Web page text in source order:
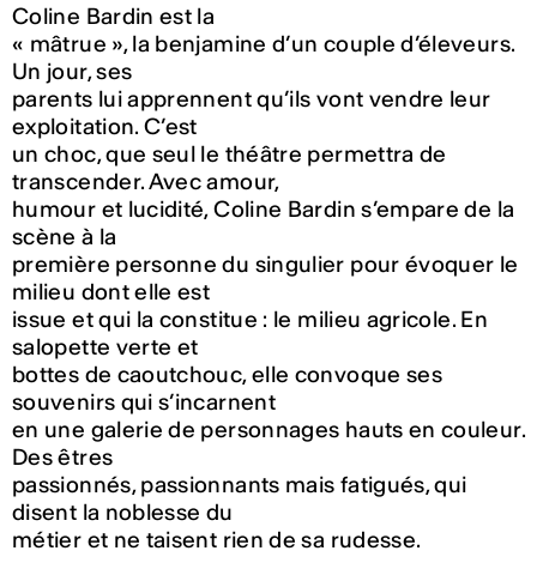
Coline Bardin est la
« mâtrue », la benjamine d’un couple d’éleveurs.
Un jour, ses
parents lui apprennent qu’ils vont vendre leur
exploitation. C’est
un choc, que seul le théâtre permettra de
transcender. Avec amour,
humour et lucidité, Coline Bardin s’empare de la
scène à la
première personne du singulier pour évoquer le
milieu dont elle est
issue et qui la constitue : le milieu agricole. En
salopette verte et
bottes de caoutchouc, elle convoque ses
souvenirs qui s’incarnent
en une galerie de personnages hauts en couleur.
Des êtres
passionnés, passionnants mais fatigués, qui
disent la noblesse du
métier et ne taisent rien de sa rudesse.